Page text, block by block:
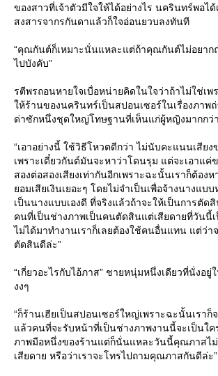
ของสาวที่เจ้าตัวมีใจให้ได้อย่างไร นครินทร์พอไ
สงสารจากรกันดาแล้วก็ใจอ่อนยวบลงทันที
“คุณกันต์ก็เหมาะนั่นแหละแต่ถ้าคุณกันต์ไม่อยาก
ไปบังคับ”
รตีพรถอนหายใจเบื่อหน่ายคิดในใจว่าถ้าไม่ใช่เพ
ให้ร้านของนครินทร์เป็นสปอนเซอร์ในเรื่องภาพ
ด่าซักหนึ่งชุดใหญ่โทษฐานที่เห็นแก่ผู้หญิงมากกว่
“เอาอย่างนี้ ใช้วิธีโหวตดีกว่า ไม่นับคะแนนเสีย
เพราะเดี๋ยวกันต์มันจะหาว่าโดนรุม แต่จะเอาแค่
สองต่อสองเสียงเท่ากันอีกเพราะฉะนั้นเราก็ต้อง
ยอมเสียเงินเยอะๆ โดยไม่จำเป็นเพื่อจ้างนางแบ
เป็นนางแบบเองดี ที่จริงแล้วถ้าจะให้เป็นการตัด
คนที่เป็นช่างภาพเป็นคนตัดสินแต่เสียดายที่วันนี้
ไม่ได้มาทำงานเราก็เลยต้องใช้คนอื่นแทน แต่ว่า
ตัดสินดีล่ะ”
“เกี่ยวอะไรกับไอ้ภาส” ชายหนุ่มหนึ่งเดียวที่นั่งอ
งงๆ
“ก็ร้านเฮียเป็นสปอนเซอร์ใหญ่เพราะฉะนั้นเรา
แล้วคนที่จะรับหน้าที่เป็นช่างภาพงานนี้จะเป็นใค
ภาพมือหนึ่งของร้านแต่ก็นั่นแหละวันนี้คุณภาสไ
เสียดาย หรือว่าเราจะโทรไปถามคุณภาสกันดีล่ะ”